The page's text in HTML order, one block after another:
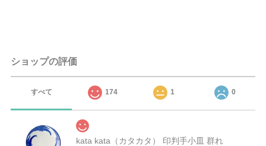
ショップの評価
すべて 174 1 0
kata kata（カタカタ） 印判手小皿 群れ